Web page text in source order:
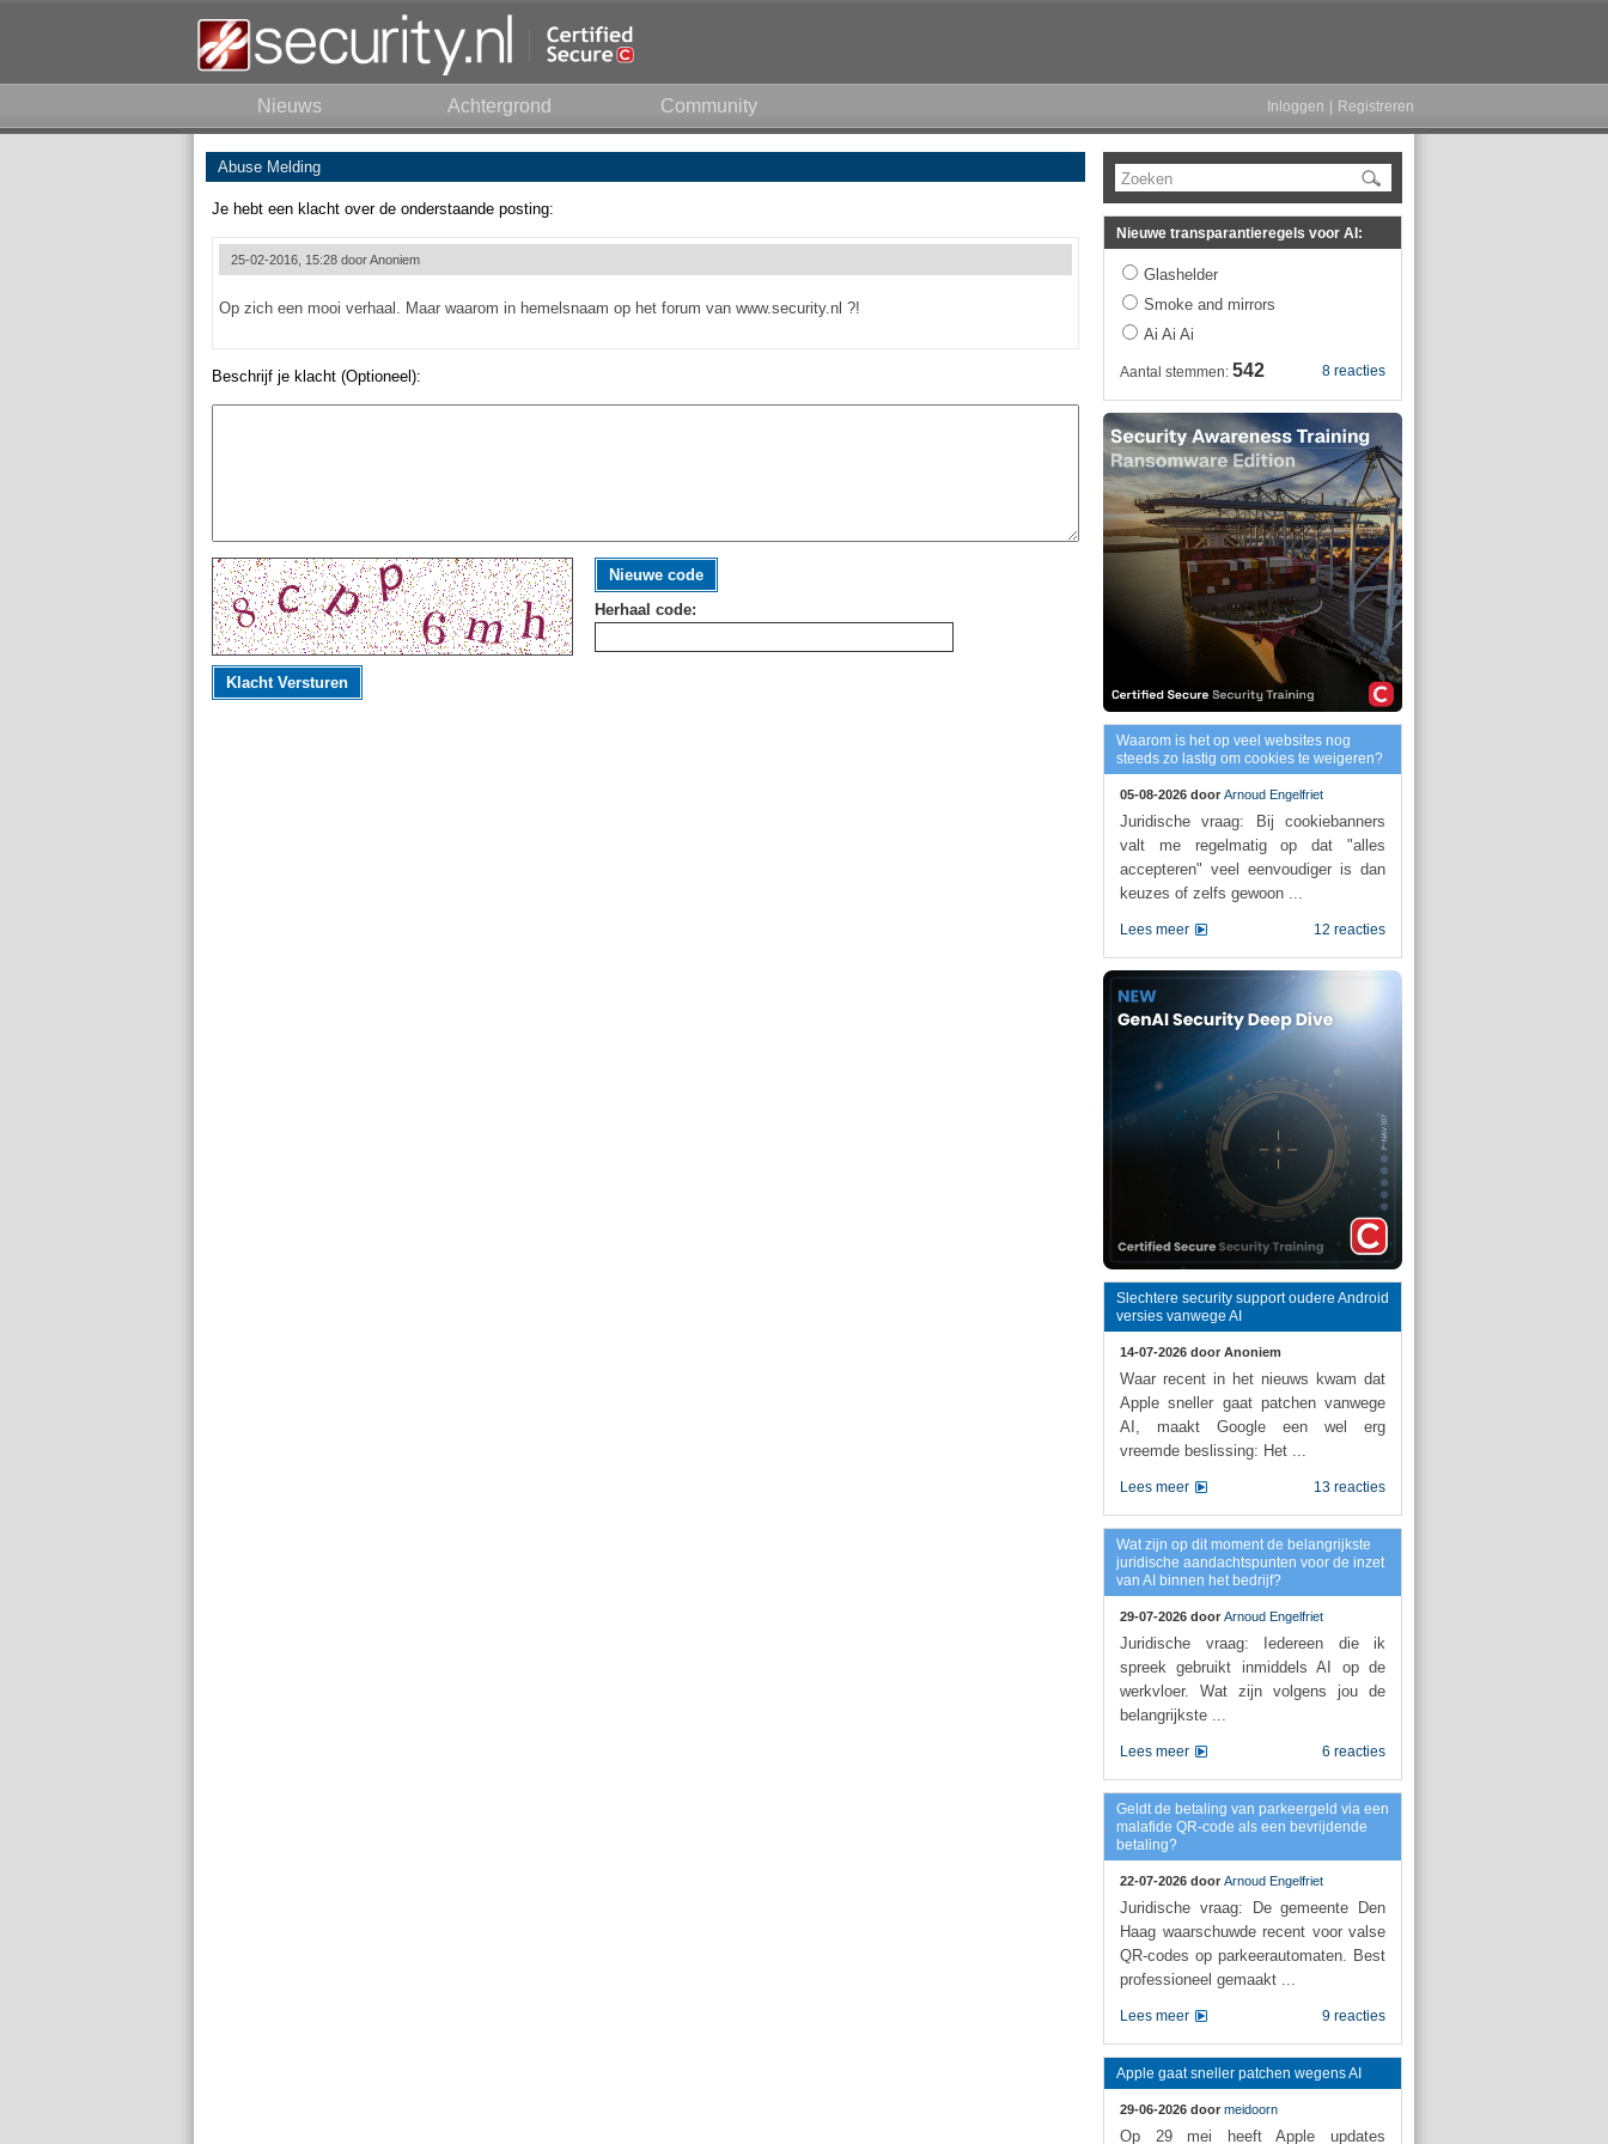
Nieuws Achtergrond Community Inloggen Registreren
Abuse Melding
Je hebt een klacht over de onderstaande posting:
25-02-2016, 15:28 doorAnoniem
Op zich een mooi verhaal. Maar waarom in hemelsnaam op het forum van www.security.nl ?!
Beschrijf je klacht (Optioneel):
Nieuwe code
Herhaal code:
Klacht Versturen
Zoeken
Nieuwe transparantieregels voor AI:
Glashelder
Smoke and mirrors
Ai Ai Ai
8 reacties
Aantal stemmen: 542
Waarom is het op veel websites nog
steeds zo lastig om cookies te weigeren?
05-08-2026 door Arnoud Engelfriet
Juridische vraag: Bij cookiebanners
valt me regelmatig op dat "alles
accepteren" veel eenvoudiger is dan
keuzes of zelfs gewoon ...
12 reacties
Lees meer
Slechtere security support oudere Android
versies vanwege AI
14-07-2026 door Anoniem
Waar recent in het nieuws kwam dat
Apple sneller gaat patchen vanwege
AI, maakt Google een wel erg
vreemde beslissing: Het ...
13 reacties
Lees meer
Wat zijn op dit moment de belangrijkste
juridische aandachtspunten voor de inzet
van AI binnen het bedrijf?
29-07-2026 door Arnoud Engelfriet
Juridische vraag: Iedereen die ik
spreek gebruikt inmiddels AI op de
werkvloer. Wat zijn volgens jou de
belangrijkste ...
6 reacties
Lees meer
Geldt de betaling van parkeergeld via een
malafide QR-code als een bevrijdende
betaling?
22-07-2026 door Arnoud Engelfriet
Juridische vraag: De gemeente Den
Haag waarschuwde recent voor valse
QR-codes op parkeerautomaten. Best
professioneel gemaakt ...
9 reacties
Lees meer
Apple gaat sneller patchen wegens AI
29-06-2026 door meidoorn
Op 29 mei heeft Apple updates